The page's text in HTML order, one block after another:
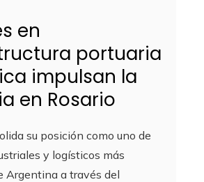
en
portuaria
impulsan la
en Rosario
su posición como uno de
y logísticos más
Argentina a través del